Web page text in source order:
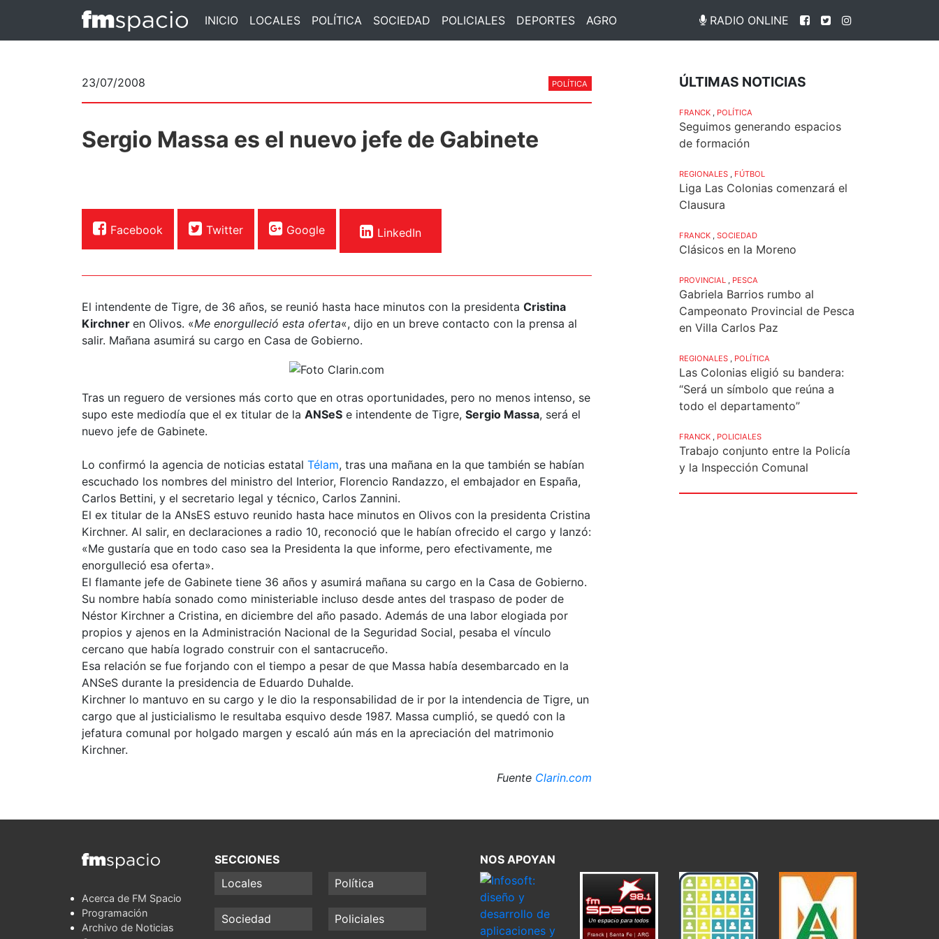
INICIO LOCALES POLÍTICA SOCIEDAD POLICIALES DEPORTES AGRO RADIO ONLINE
23/07/2008 POLÍTICA
Sergio Massa es el nuevo jefe de Gabinete
Facebook Twitter Google LinkedIn
El intendente de Tigre, de 36 años, se reunió hasta hace minutos con la presidenta Cristina
Kirchner en Olivos. «Me enorgulleció esta oferta«, dijo en un breve contacto con la prensa al
salir. Mañana asumirá su cargo en Casa de Gobierno.
Tras un reguero de versiones más corto que en otras oportunidades, pero no menos intenso, se
supo este mediodía que el ex titular de la ANSeS e intendente de Tigre, Sergio Massa, será el
nuevo jefe de Gabinete.
Lo confirmó la agencia de noticias estatal Télam, tras una mañana en la que también se habían
escuchado los nombres del ministro del Interior, Florencio Randazzo, el embajador en España,
Carlos Bettini, y el secretario legal y técnico, Carlos Zannini.
El ex titular de la ANsES estuvo reunido hasta hace minutos en Olivos con la presidenta Cristina
Kirchner. Al salir, en declaraciones a radio 10, reconoció que le habían ofrecido el cargo y lanzó:
«Me gustaría que en todo caso sea la Presidenta la que informe, pero efectivamente, me
enorgulleció esa oferta».
El flamante jefe de Gabinete tiene 36 años y asumirá mañana su cargo en la Casa de Gobierno.
Su nombre había sonado como ministeriable incluso desde antes del traspaso de poder de
Néstor Kirchner a Cristina, en diciembre del año pasado. Además de una labor elogiada por
propios y ajenos en la Administración Nacional de la Seguridad Social, pesaba el vínculo
cercano que había logrado construir con el santacruceño.
Esa relación se fue forjando con el tiempo a pesar de que Massa había desembarcado en la
ANSeS durante la presidencia de Eduardo Duhalde.
Kirchner lo mantuvo en su cargo y le dio la responsabilidad de ir por la intendencia de Tigre, un
cargo que al justicialismo le resultaba esquivo desde 1987. Massa cumplió, se quedó con la
jefatura comunal por holgado margen y escaló aún más en la apreciación del matrimonio
Kirchner.
Fuente Clarin.com
ÚLTIMAS NOTICIAS
FRANCK POLÍTICA
Seguimos generando espacios
de formación
REGIONALES FÚTBOL
Liga Las Colonias comenzará el
Clausura
FRANCK SOCIEDAD
Clásicos en la Moreno
PROVINCIAL PESCA
Gabriela Barrios rumbo al
Campeonato Provincial de Pesca
en Villa Carlos Paz
REGIONALES POLÍTICA
Las Colonias eligió su bandera:
“Será un símbolo que reúna a
todo el departamento”
FRANCK POLICIALES
Trabajo conjunto entre la Policía
y la Inspección Comunal
Acerca de FM Spacio
Programación
Archivo de Noticias
SECCIONES
Locales
Política
Sociedad Policiales
NOS APOYAN